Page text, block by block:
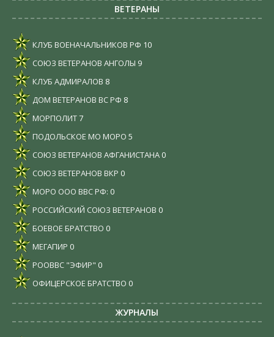
ВЕТЕРАНЫ
КЛУБ ВОЕНАЧАЛЬНИКОВ РФ 10
СОЮЗ ВЕТЕРАНОВ АНГОЛЫ 9
КЛУБ АДМИРАЛОВ 8
ДОМ ВЕТЕРАНОВ ВС РФ 8
МОРПОЛИТ7
ПОДОЛЬСКОЕ МО МОРО 5
СОЮЗ ВЕТЕРАНОВ АФГАНИСТАНА 0
СОЮЗ ВЕТЕРАНОВ ВКР 0
МОРО ООО ВВС РФ: 0
РОССИЙСКИЙ СОЮЗ ВЕТЕРАНОВ 0
БОЕВОЕ БРАТСТВО 0
МЕГАПИР 0
РООВВС "ЭФИР" 0
ОФИЦЕРСКОЕ БРАТСТВО 0
ЖУРНАЛЫ